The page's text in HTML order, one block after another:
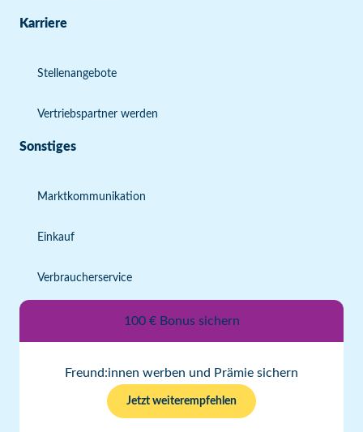
Karriere
Stellenangebote
Vertriebspartner werden
Sonstiges
Marktkommunikation
Einkauf
Verbraucherservice
100 € Bonus sichern
Freund:innen werben und Prämie sichern
Jetzt weiterempfehlen